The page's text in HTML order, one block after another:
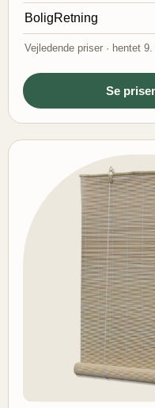
BoligRetning
Vejledende priser · hentet
Se